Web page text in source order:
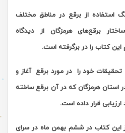
استفاده از برقع در مناطق مختلف
برقع‌های هرمزگان از دیدگاه
کتاب را در برگرفته است.
تحقیقات خود را در مورد برقع آغاز و
استان هرمزگان که در آن برقع ساخته
قرار داده است.
این کتاب در ششم بهمن ماه در سرای